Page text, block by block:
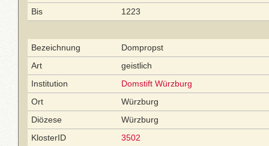
Bis
1223
Bezeichnung
Dompropst
Art
geistlich
Institution
Domstift Würzburg
Ort
Würzburg
Diözese
Würzburg
KlosterID
3502